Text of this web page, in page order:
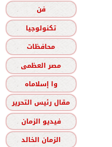
فن
تكنولوجيا
محافظات
مصر العظمى
وا إسلاماه
مقال رئيس التحرير
فيديو الزمان
الزمان الخالد